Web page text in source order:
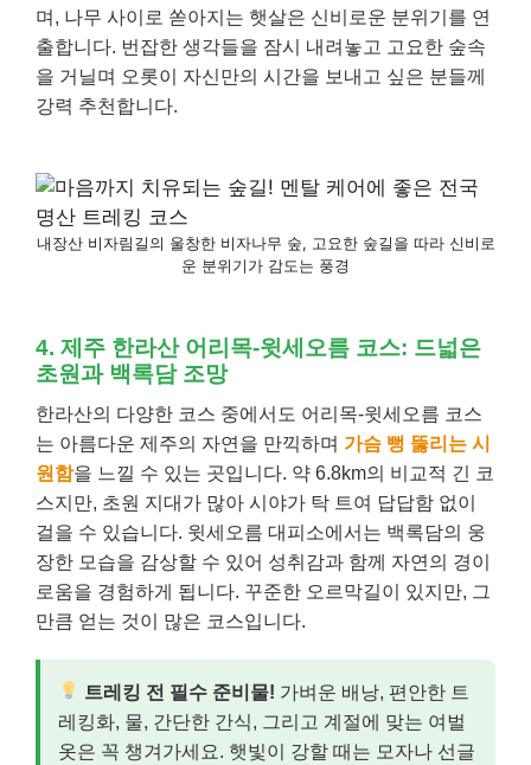
며, 나무 사이로 쏟아지는 햇살은 신비로운 분위기를 연
출합니다. 번잡한 생각들을 잠시 내려놓고 고요한 숲속
을 거닐며 오롯이 자신만의 시간을 보내고 싶은 분들께
강력 추천합니다.
내장산 비자림길의 울창한 비자나무 숲, 고요한 숲길을 따라 신비로
운 분위기가 감도는 풍경
4. 제주 한라산 어리목-윗세오름 코스: 드넓은
초원과 백록담 조망
한라산의 다양한 코스 중에서도 어리목-윗세오름 코스
는 아름다운 제주의 자연을 만끽하며 가슴 뻥 뚫리는 시
원함을 느낄 수 있는 곳입니다. 약 6.8km의 비교적 긴 코
스지만, 초원 지대가 많아 시야가 탁 트여 답답함 없이
걸을 수 있습니다. 윗세오름 대피소에서는 백록담의 웅
장한 모습을 감상할 수 있어 성취감과 함께 자연의 경이
로움을 경험하게 됩니다. 꾸준한 오르막길이 있지만, 그
만큼 얻는 것이 많은 코스입니다.
트레킹 전 필수 준비물! 가벼운 배낭, 편안한 트
레킹화, 물, 간단한 간식, 그리고 계절에 맞는 여벌
옷은 꼭 챙겨가세요. 햇빛이 강할 때는 모자나 선글